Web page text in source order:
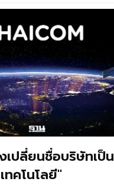
เปลี่ยนชื่อบริษัทเป็น
คโนโลยี"